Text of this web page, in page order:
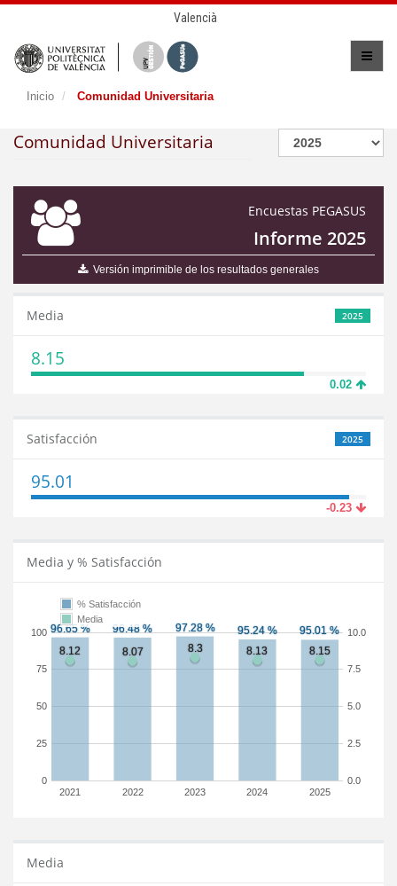
Valencià
Inicio Comunidad Universitaria
Comunidad Universitaria
Encuestas PEGASUS
Informe 2025
Versión imprimible de los resultados generales
2025
Media
8.15
0.02
2025
Satisfacción
95.01
-0.23
Media y % Satisfacción
2021 2022 2023 2024 2025
0
25
50
75
100
0.0
2.5
5.0
7.5
10.0
% Satisfacción
Media
Media